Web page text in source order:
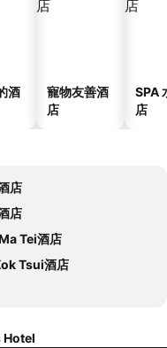
酒
寵物友善酒
店
SPA
店
店
店
Tei酒店
Tsui酒店
Hotel